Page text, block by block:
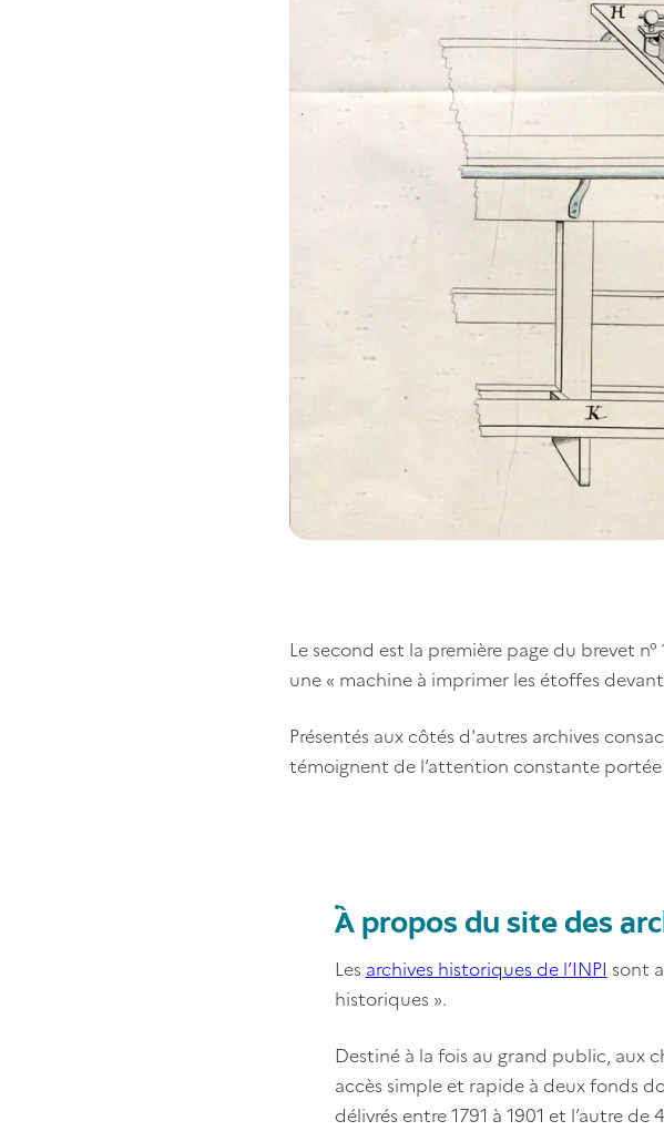
Le second est la première page du brevet
une « machine à imprimer les étoffes
Présentés aux côtés d'autres archives
témoignent de l’attention constante portée
Titre
À propos du site des
Contenu
Les archives historiques de l’INPI sont
historiques ».
Destiné à la fois au grand public, aux
accès simple et rapide à deux fonds
délivrés entre 1791 à 1901 et l’autre